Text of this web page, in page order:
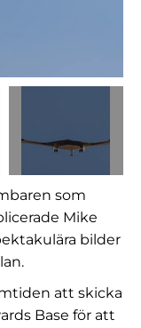
som
Mike
bilder
att skicka
Base för att